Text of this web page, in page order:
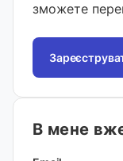
зможете
В мене